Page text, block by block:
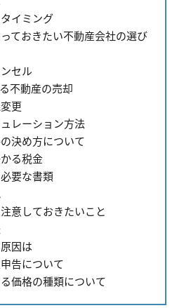
イミング
ておきたい不動産会社の選び
セル
不動産の売却
更
レーション方法
決め方について
る税金
要な書類
意しておきたいこと
因は
告について
価格の種類について